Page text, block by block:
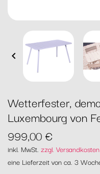

Wetterfester,
Luxembourg von
999,00 €
inkl. MwSt. zzgl. Versandkosten
eine Lieferzeit von ca. 3